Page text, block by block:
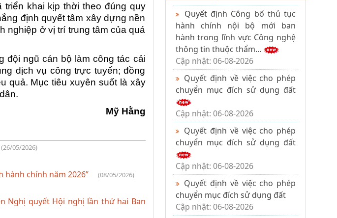
triển khai kịp thời theo đúng quy
định quyết tâm xây dựng nền
nghiệp ở vị trí trung tâm của quá
đội ngũ cán bộ làm công tác cải
dịch vụ công trực tuyến; đồng
quả. Mục tiêu xuyên suốt là xây
Mỹ Hằng
(26/05/2026)
hành chính năm 2026” (08/05/2026)
Nghị quyết Hội nghị lần thứ hai Ban
Quyết định Công bố thủ tục
hành chính nội bộ mới ban
hành trong lĩnh vực Công nghệ
thông tin thuộc thẩm...
Cập nhật: 06-08-2026
Quyết định về việc cho phép
chuyển mục đích sử dụng đất
Cập nhật: 06-08-2026
Quyết định về việc cho phép
chuyển mục đích sử dụng đất
Cập nhật: 06-08-2026
Quyết định về việc cho phép
chuyển mục đích sử dụng đất
Cập nhật: 06-08-2026